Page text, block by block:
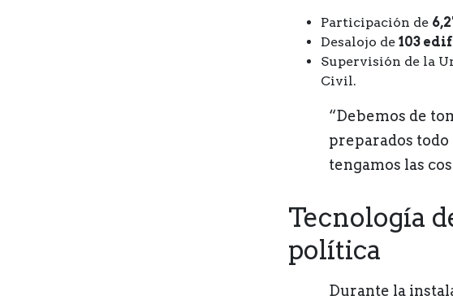
Participación de
Desalojo de 103
Supervisión de la
Civil.
“Debemos de
preparados
tengamos las
Tecnología
política
Durante la